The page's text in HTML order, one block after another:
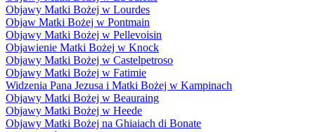
Objawy Matki Bożej w Lourdes
Objaw Matki Bożej w Pontmain
Objawy Matki Bożej w Pellevoisin
Objawienie Matki Bożej w Knock
Objawy Matki Bożej w Castelpetroso
Objawy Matki Bożej w Fatimie
Widzenia Pana Jezusa i Matki Bożej w Kampinach
Objawy Matki Bożej w Beauraing
Objawy Matki Bożej w Heede
Objawy Matki Bożej na Ghiaiach di Bonate